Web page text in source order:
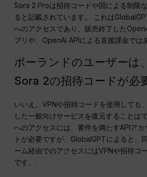
Sora 2 Proは招待コードや国による制限
ると記載されています。 これは
へのアクセスであり、販売終了した
プリや、OpenAI APIによる直接課金では
ポーランドのユーザーは
Sora 2の招待コードが必
いいえ。VPNや招待コードを使用しても
した一般向けサービスを復元することは
へのアクセスには、要件を満たすAPIアカ
トが必要ですが、GlobalGPTによると、
ーム経由でのアクセスにはVPNや招待コ
です。.